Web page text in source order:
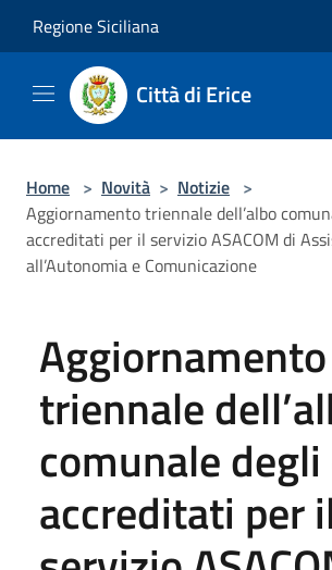
Regione Siciliana
Città di Erice
Home > Novità > Notizie >
Aggiornamento triennale dell’albo
accreditati per il servizio ASACOM di
all’Autonomia e Comunicazione
Aggiornamento
triennale
comunale
accreditati per